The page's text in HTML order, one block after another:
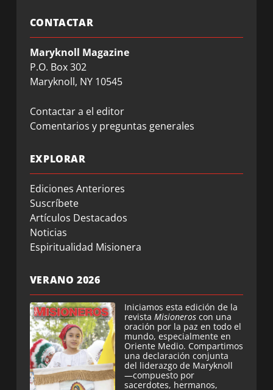
CONTACTAR
Maryknoll Magazine
P.O. Box 302
Maryknoll, NY 10545
Contactar a el editor
Comentarios y preguntas generales
EXPLORAR
Ediciones Anteriores
Suscríbete
Artículos Destacados
Noticias
Espiritualidad Misionera
VERANO 2026
Iniciamos esta edición de la
revista Misioneros con una
oración por la paz en todo el
mundo, especialmente en
Oriente Medio. Compartimos
una declaración conjunta
del liderazgo de Maryknoll
—compuesto por
sacerdotes, hermanos,